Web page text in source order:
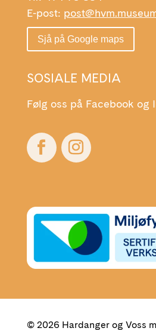
E-post:
Sjå på Google maps
SOSIALE MEDIA
Følg oss på Facebook og
© 2026 Hardanger og Voss